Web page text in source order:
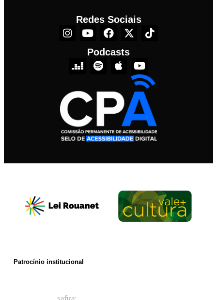
Redes Sociais
Podcasts
Patrocínio institucional